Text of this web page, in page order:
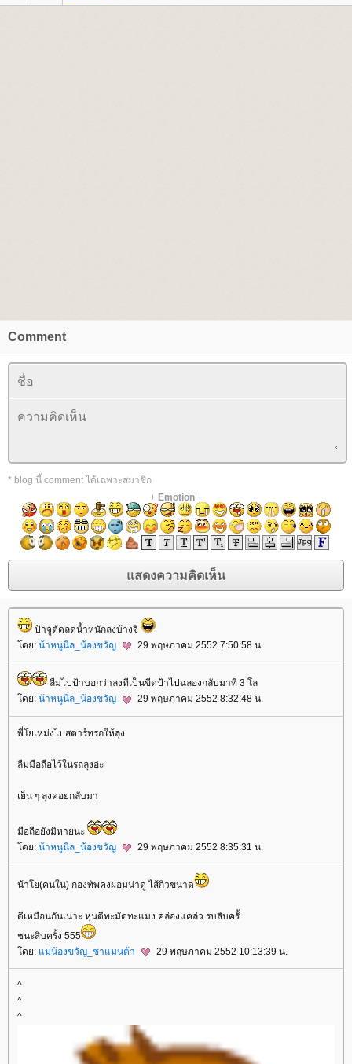
Comment
* blog นี้ comment ได้เฉพาะสมาชิก
+ Emotion+
ป้าจูตัดลดน้ำหนักลงบ้างจิ
ดย: น้าหนูนีล_น้องขวัญ 29 พฤษภาคม 2552 7:50:58 น.
ลืมไปป้าบอกว่าลงทีเป็นขีดป้าไปฉลองกลับมาที 3 โล
ดย: น้าหนูนีล_น้องขวัญ 29 พฤษภาคม 2552 8:32:48 น.
พี่โยเหม่งไปสตาร์ทรถให้ลุง
ลืมมือถือไว้ในรถลุงอ่ะ
เย็น ๆ ลุงค่อยกลับมา
มือถือยังมิหายนะ
ดย: น้าหนูนีล_น้องขวัญ 29 พฤษภาคม 2552 8:35:31 น.
น้าโย(คนใน) กองทัพคงผอมน่าดู ไส้กิ่วขนาด
ดีเหมือนกันเนาะ หุ่นดีทะมัดทะแมง คล่องแคล่ว รบสิบครั้
ชนะสิบครั้ง 555
ดย: ม่น้องขวัญ_ซาแมนต้า 29 พฤษภาคม 2552 10:13:39 น.
^
^
^